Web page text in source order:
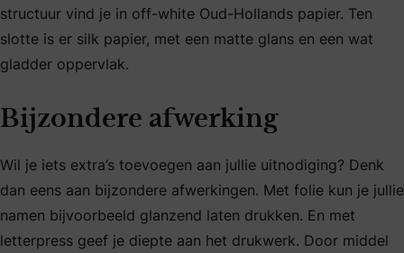
structuur vind je in off-white Oud-Hollands papier. Ten
slotte is er silk papier, met een matte glans en een wat
gladder oppervlak.
Bijzondere afwerking
Wil je iets extra’s toevoegen aan jullie uitnodiging? Denk
dan eens aan bijzondere afwerkingen. Met folie kun je jullie
namen bijvoorbeeld glanzend laten drukken. En met
letterpress geef je diepte aan het drukwerk. Door middel